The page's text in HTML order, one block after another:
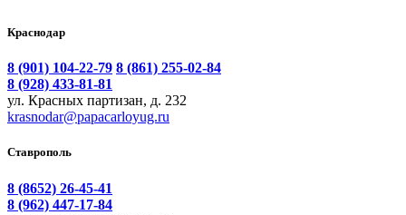
Краснодар
8 (901) 104-22-79 8 (861) 255-02-84
8 (928) 433-81-81
ул. Красных партизан, д. 232
krasnodar@papacarloyug.ru
Ставрополь
8 (8652) 26-45-41
8 (962) 447-17-84